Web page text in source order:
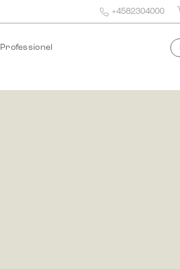
+4582304000
Professionel